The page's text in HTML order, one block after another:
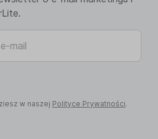
w naszej Polityce Prywatności.